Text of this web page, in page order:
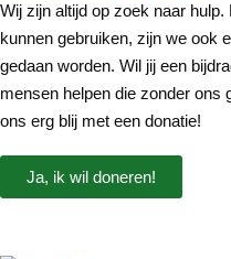
Wij zijn altijd op zoek naar
kunnen gebruiken, zijn we ook
gedaan worden. Wil jij een
mensen helpen die zonder ons
ons erg blij met een donatie!
Ja, ik wil doneren!